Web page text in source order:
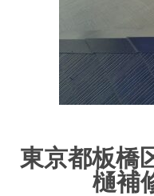
東京都板
樋補